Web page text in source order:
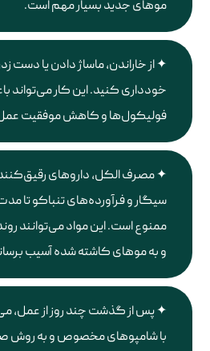
موهای جدید بسیار مهم است.
از خاراندن، ماساژ دادن یا دست
خودداری کنید. این کار می‌تواند
فولیکول‌ها و کاهش موفقیت
مصرف الکل، داروهای
سیگار و فرآورده‌های تنباکو تا
ممنوع است. این مواد می‌توانند
و به موهای کاشته شده آسیب
پس از گذشت چند روز از عمل،
با شامپوهای مخصوص و به روش